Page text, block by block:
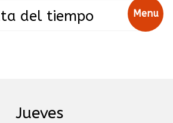
del tiempo Menu
Jueves